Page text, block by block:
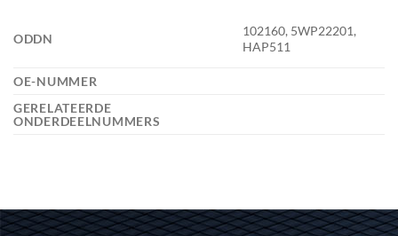
ODDN
102160, 5WP22201,
HAP511
OE-NUMMER
GERELATEERDE
ONDERDEELNUMMERS